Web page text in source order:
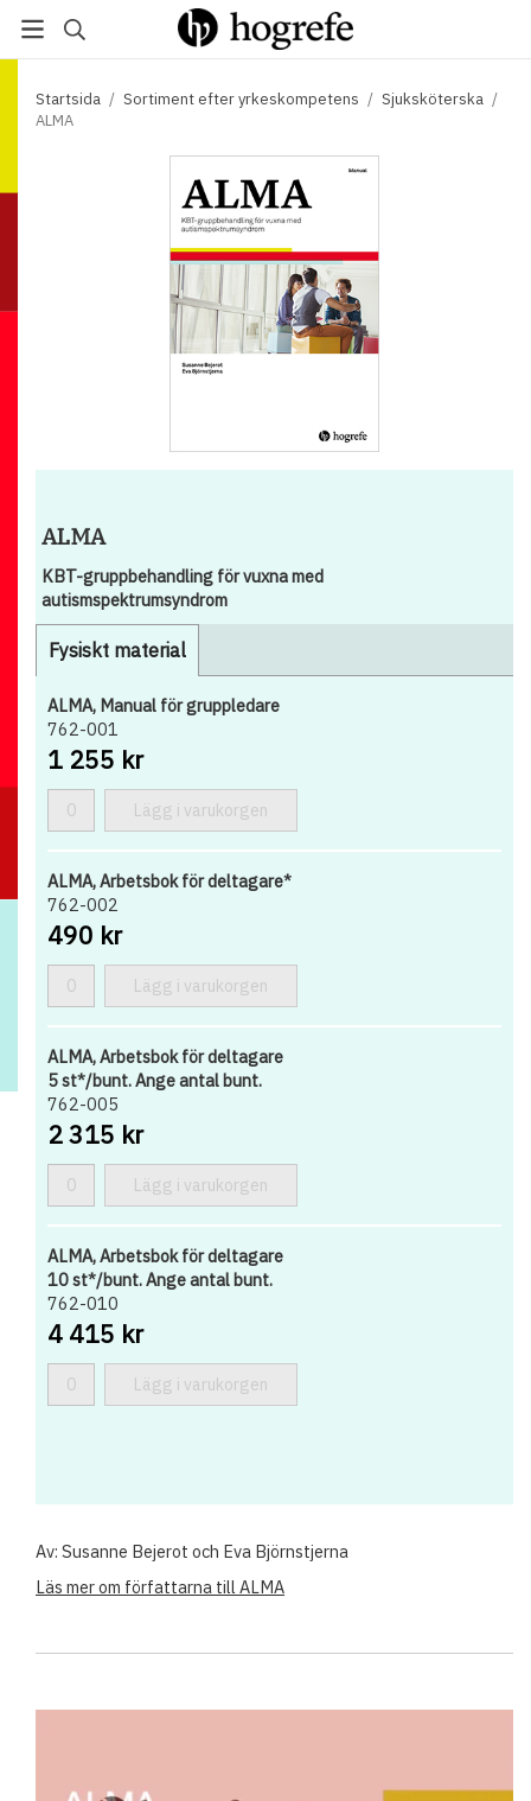
Startsida / Sortiment efter yrkeskompetens / Sjuksköterska /
ALMA
ALMA
KBT-gruppbehandling för vuxna med
autismspektrumsyndrom
Fysiskt material
ALMA, Manual för gruppledare
762-001
1 255 kr
Lägg i varukorgen
ALMA, Arbetsbok för deltagare*
762-002
490 kr
Lägg i varukorgen
ALMA, Arbetsbok för deltagare
5 st*/bunt. Ange antal bunt.
762-005
2 315 kr
Lägg i varukorgen
ALMA, Arbetsbok för deltagare
10 st*/bunt. Ange antal bunt.
762-010
4 415 kr
Lägg i varukorgen
Av: Susanne Bejerot och Eva Björnstjerna
Läs mer om författarna till ALMA